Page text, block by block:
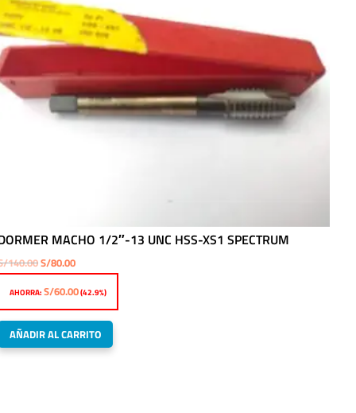
MACHO 1/2″-13 UNC HSS-XS1 SPECTRUM
140.00El
era:
S/140.00.
S/80.00El
es:
S/80.00.
AHORRA:S/60.00(42.9%)
AÑADIR AL CARRITO